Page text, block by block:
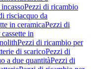
Pezzi di ricambio
risciacquo da
in ceramicaPezzi di
in
Pezzi di ricambio per
di scaricoPezzi di
a due quantitàPezzi di